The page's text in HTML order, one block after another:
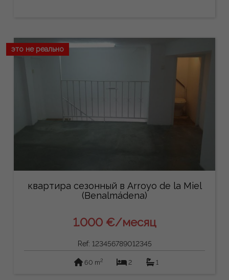
это не реально
квартира сезонный в Arroyo de la Miel
(Benalmádena)
1.000 €/месяц
Ref: 123456789012345
60 m2 2 1